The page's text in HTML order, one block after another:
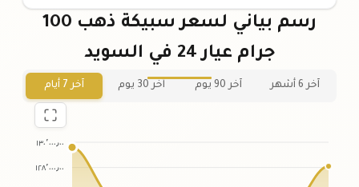
رسم بياني لسعر سبيكة ذهب 100
جرام عيار 24 في السويد
آخر 6 أشهر آخر 90 يوم آخر 30 يوم آخر 7 أيام
١٣٠٬٠٠٠٫٠٠
١٢٨٬٠٠٠٫٠٠